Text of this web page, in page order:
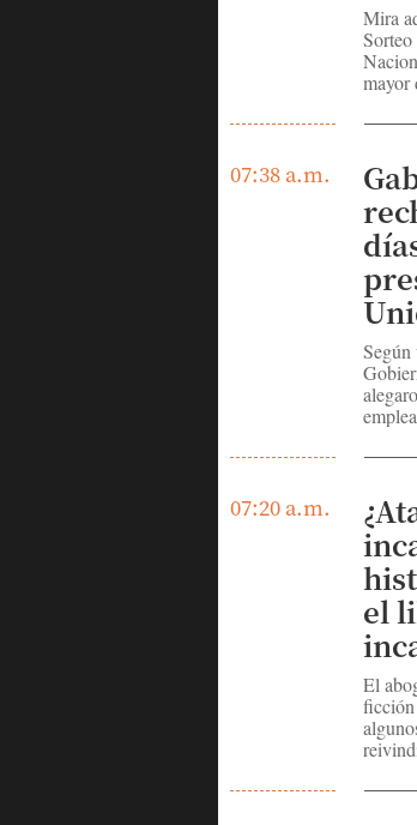
Mira
mayor
07:38 a.m.
07:20 a.m.
el
El
ficción